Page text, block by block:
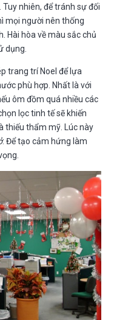
nhiên, để tránh sự đối
mọi người nên thống
Hài hòa về màu sắc chủ
dụng.
trang trí Noel để lựa
phù hợp. Nhất là với
ôm đồm quá nhiều các
lọc tinh tế sẽ khiến
thiếu thẩm mỹ. Lúc này
. Để tạo cảm hứng làm